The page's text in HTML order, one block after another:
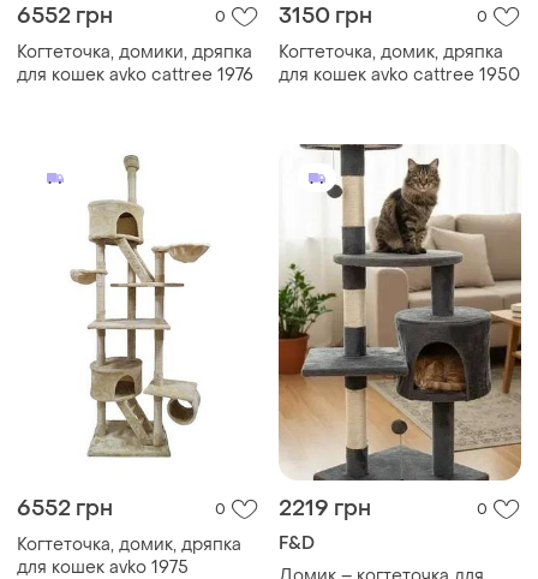
6552 грн 0
Когтеточка, домики, дряпка
для кошек avko cattree 1976
3150 грн 0
Когтеточка, домик, дряпка
для кошек avko cattree 1950
6552 грн 0
Когтеточка, домик, дряпка
для кошек avko 1975
2219 грн 0
F&D